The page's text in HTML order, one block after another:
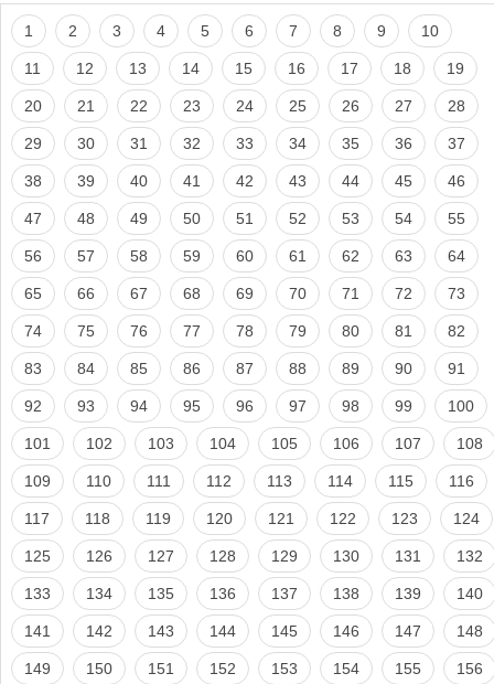
1 2 3 4 5 6 7 8 9 10
11 12 13 14 15 16 17 18 19
20 21 22 23 24 25 26 27 28
29 30 31 32 33 34 35 36 37
38 39 40 41 42 43 44 45 46
47 48 49 50 51 52 53 54 55
56 57 58 59 60 61 62 63 64
65 66 67 68 69 70 71 72 73
74 75 76 77 78 79 80 81 82
83 84 85 86 87 88 89 90 91
92 93 94 95 96 97 98 99 100
101 102 103 104 105 106 107 108
109 110 111 112 113 114 115 116
117 118 119 120 121 122 123 124
125 126 127 128 129 130 131 132
133 134 135 136 137 138 139 140
141 142 143 144 145 146 147 148
149 150 151 152 153 154 155 156